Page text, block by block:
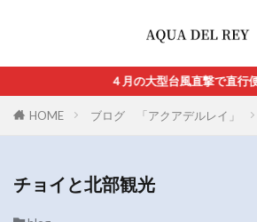
４月の大型台風直撃で直行便
HOME ブログ 「アクアデルレイ」
チョイと北部観光